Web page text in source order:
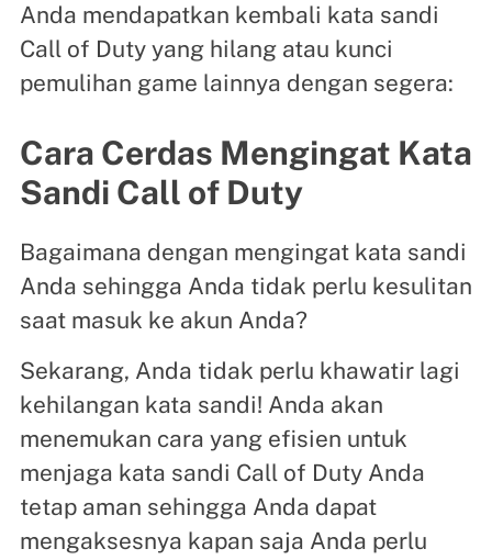
Anda mendapatkan kembali kata sandi
Call of Duty yang hilang atau kunci
pemulihan game lainnya dengan segera:
Cara Cerdas Mengingat Kata
Sandi Call of Duty
Bagaimana dengan mengingat kata sandi
Anda sehingga Anda tidak perlu kesulitan
saat masuk ke akun Anda?
Sekarang, Anda tidak perlu khawatir lagi
kehilangan kata sandi! Anda akan
menemukan cara yang efisien untuk
menjaga kata sandi Call of Duty Anda
tetap aman sehingga Anda dapat
mengaksesnya kapan saja Anda perlu